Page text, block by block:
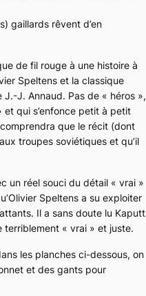
gaillards rêvent d’en
de fil rouge à une histoire à
Speltens et la classique
J. Annaud. Pas de « héros »,
et qui s’enfonce petit à petit
comprendra que le récit (dont
troupes soviétiques et qu’il
un réel souci du détail « vrai »
Speltens a su exploiter
Il a sans doute lu Kaputt
terriblement « vrai » et juste.
les planches ci-dessous, on
et des gants pour